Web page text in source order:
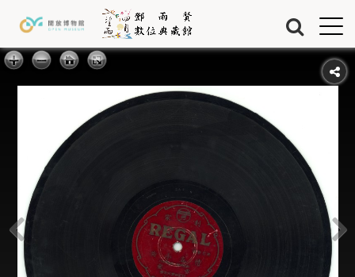
藏品
關於我們
Jump to Navigation
Jump to Main content